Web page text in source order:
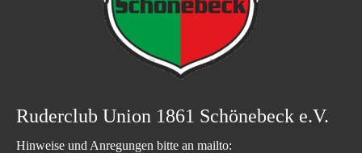
Ruderclub Union 1861 Schönebeck e.V.
Hinweise und Anregungen bitte an mailto: